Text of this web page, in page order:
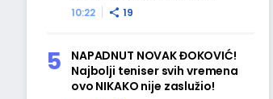
10:22 19
NAPADNUT NOVAK ĐOKOVIĆ!
Najbolji teniser svih vremena
ovo NIKAKO nije zaslužio!